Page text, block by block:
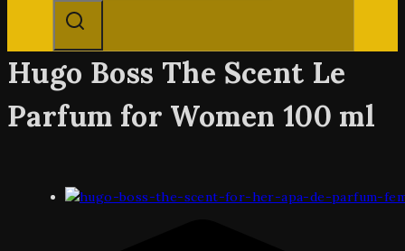
Hugo Boss The Scent Le
Parfum for Women 100 ml